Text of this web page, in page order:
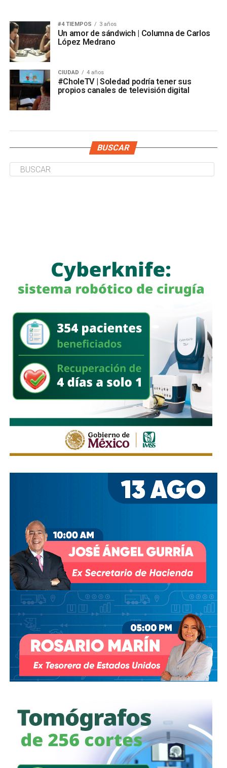
#4 TIEMPOS 3 años
Un amor de sándwich | Columna de Carlos
López Medrano
CIUDAD 4 años
#CholeTV | Soledad podría tener sus
propios canales de televisión digital
BUSCAR